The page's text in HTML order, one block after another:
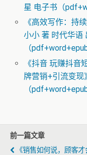
星 电子书（
《高效写作：持
小小 著 时代华语
（
《抖音 玩赚抖音
牌营销+引流变现
（
前一篇文章
《销售如何说，顾客才